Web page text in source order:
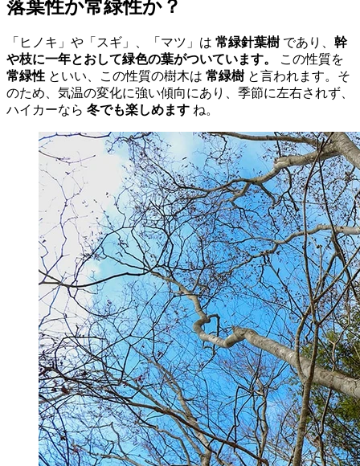
落葉性か常緑性か？
「ヒノキ」や「スギ」、「マツ」は 常緑針葉樹 であり、 幹
や枝に一年とおして緑色の葉がついています。
この性質を
常緑性 といい、この性質の樹木は 常緑樹 と言われます。そ
のため、気温の変化に強い傾向にあり、季節に左右されず、
ハイカーなら 冬でも楽しめます ね。